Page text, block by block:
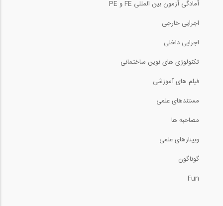
آمادگی آزمون بین المللی FE و PE
اجرایی خارجی
اجرایی داخلی
تکنولوژی های نوین ساختمانی
فیلم های آموزشی
مستندهای علمی
مصاحبه ها
وبینارهای علمی
گوناگون
Fun